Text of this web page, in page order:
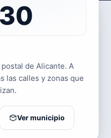
de Alicante. A
las calles y zonas que
Ver municipio